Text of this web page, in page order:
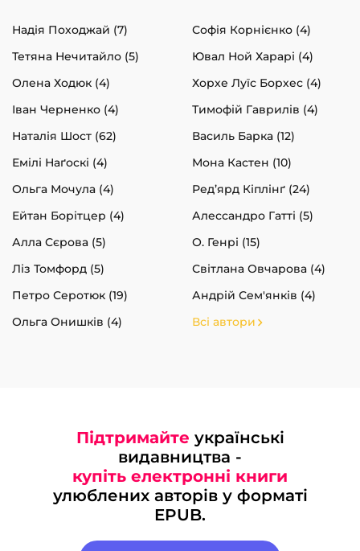
Надія Походжай (7)
Софія Корнієнко (4)
Тетяна Нечитайло (5)
Ювал Ной Харарі (4)
Олена Ходюк (4)
Хорхе Луїс Борхес (4)
Іван Черненко (4)
Тимофій Гаврилів (4)
Наталія Шост (62)
Василь Барка (12)
Емілі Наґоскі (4)
Мона Кастен (10)
Ольга Мочула (4)
Ред’ярд Кіплінґ (24)
Ейтан Борітцер (4)
Алессандро Гатті (5)
Алла Сєрова (5)
О. Генрі (15)
Ліз Томфорд (5)
Світлана Овчарова (4)
Петро Серотюк (19)
Андрій Сем'янків (4)
Ольга Онишків (4)
Всі автори
Підтримайте українські
видавництва -
купіть електронні книги
улюблених авторів у форматі
EPUB.